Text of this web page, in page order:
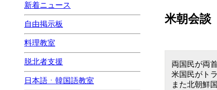
新着ニュース
自由掲示板
料理教室
脱北者支援
日本語ㆍ韓国語教室
米朝会談
両国民が両
米国民がト
また北朝鮮